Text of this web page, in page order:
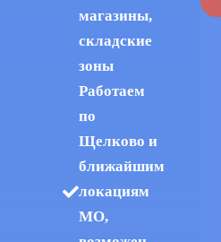
магазины,
складские
зоны
Работаем
по
Щелково и
ближайшим
локациям
МО,